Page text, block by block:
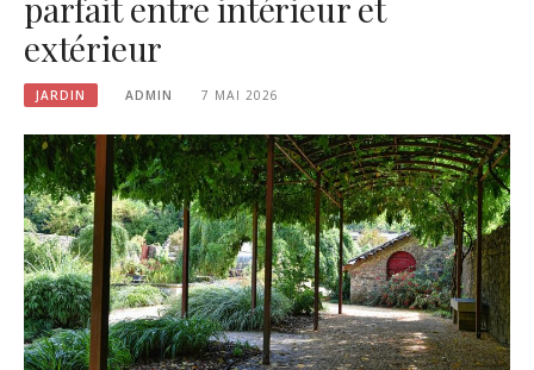
extérieur
JARDIN ADMIN 7 MAI 2026